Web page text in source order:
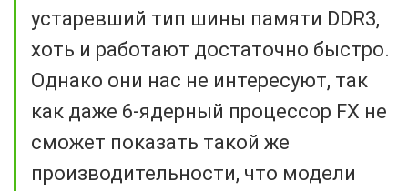
устаревший тип шины памяти DDR3,
хоть и работают достаточно быстро.
Однако они нас не интересуют, так
как даже 6-ядерный процессор FX не
сможет показать такой же
производительности, что модели